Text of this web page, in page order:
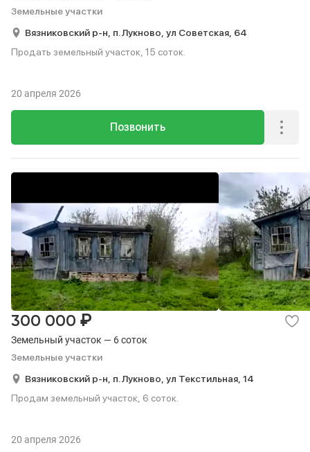
Земельные участки
Вязниковский р-н, п. Лукново, ул Советская, 64
Продать земельный участок, 15 соток.
Позвонить
20 апреля 2026
Земельный участок — 6 соток
Земельные участки
300 000 ₽
Вязниковский р-н, п. Лукново, ул Текстильная, 14
Продам земельный участок, 6 соток.
20 апреля 2026